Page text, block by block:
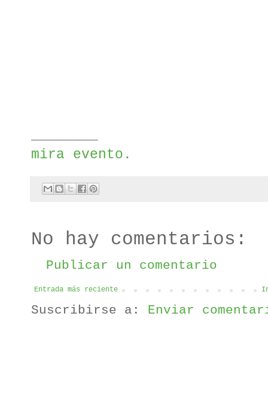
mira evento.
No hay comentarios:
Publicar un comentario
Entrada más reciente
Suscribirse a: Enviar